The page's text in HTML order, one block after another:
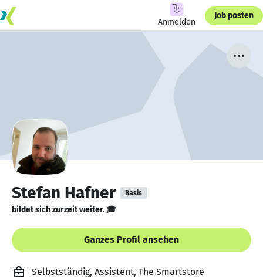
Anmelden
Job posten
Stefan Hafner Basis
bildet sich zurzeit weiter. 🎓
Ganzes Profil ansehen
Selbstständig, Assistent, The Smartstore